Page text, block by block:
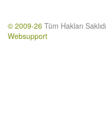
© 2009-26 Tüm Hakları
Websupport